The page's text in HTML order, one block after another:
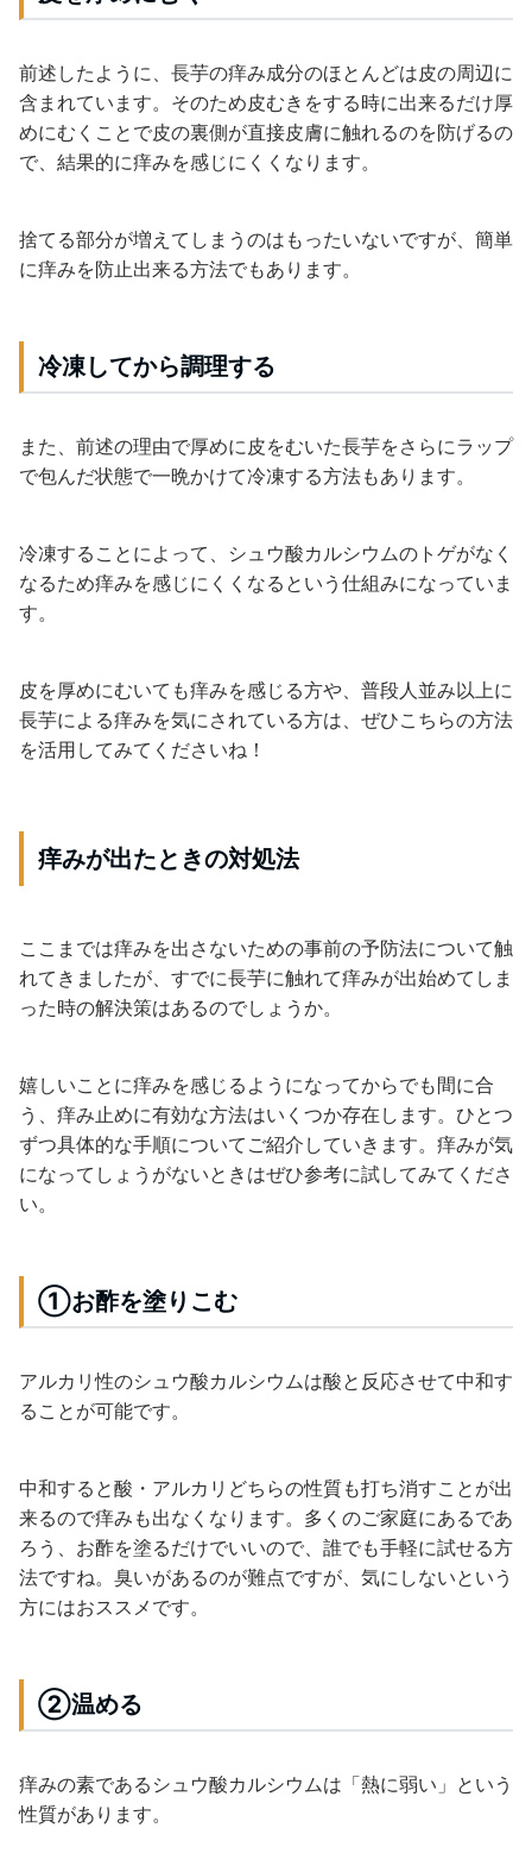
前述したように、長芋の痒み成分のほとんどは皮の周辺に
含まれています。そのため皮むきをする時に出来るだけ厚
めにむくことで皮の裏側が直接皮膚に触れるのを防げるの
で、結果的に痒みを感じにくくなります。
捨てる部分が増えてしまうのはもったいないですが、簡単
に痒みを防止出来る方法でもあります。
冷凍してから調理する
また、前述の理由で厚めに皮をむいた長芋をさらにラップ
で包んだ状態で一晩かけて冷凍する方法もあります。
冷凍することによって、シュウ酸カルシウムのトゲがなく
なるため痒みを感じにくくなるという仕組みになっていま
す。
皮を厚めにむいても痒みを感じる方や、普段人並み以上に
長芋による痒みを気にされている方は、ぜひこちらの方法
を活用してみてくださいね！
痒みが出たときの対処法
ここまでは痒みを出さないための事前の予防法について触
れてきましたが、すでに長芋に触れて痒みが出始めてしま
った時の解決策はあるのでしょうか。
嬉しいことに痒みを感じるようになってからでも間に合
う、痒み止めに有効な方法はいくつか存在します。ひとつ
ずつ具体的な手順についてご紹介していきます。痒みが気
になってしょうがないときはぜひ参考に試してみてくださ
い。
①お酢を塗りこむ
アルカリ性のシュウ酸カルシウムは酸と反応させて中和す
ることが可能です。
中和すると酸・アルカリどちらの性質も打ち消すことが出
来るので痒みも出なくなります。多くのご家庭にあるであ
ろう、お酢を塗るだけでいいので、誰でも手軽に試せる方
法ですね。臭いがあるのが難点ですが、気にしないという
方にはおススメです。
②温める
痒みの素であるシュウ酸カルシウムは「熱に弱い」という
性質があります。